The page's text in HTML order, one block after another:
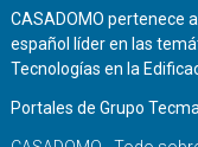
CASADOMO pertenece a
español líder en las
Tecnologías en la
Portales de Grupo